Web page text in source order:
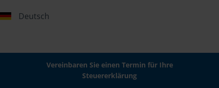
Deutsch
Vereinbaren Sie einen Termin für Ihre
Steuererklärung